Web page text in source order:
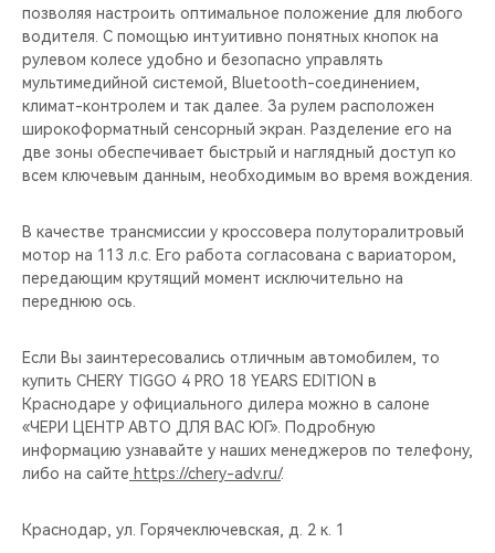
позволяя настроить оптимальное положение для любого
водителя. С помощью интуитивно понятных кнопок на
рулевом колесе удобно и безопасно управлять
мультимедийной системой, Bluetooth-соединением,
климат-контролем и так далее. За рулем расположен
широкоформатный сенсорный экран. Разделение его на
две зоны обеспечивает быстрый и наглядный доступ ко
всем ключевым данным, необходимым во время вождения.
В качестве трансмиссии у кроссовера полуторалитровый
мотор на 113 л.с. Его работа согласована с вариатором,
передающим крутящий момент исключительно на
переднюю ось.
Если Вы заинтересовались отличным автомобилем, то
купить CHERY TIGGO 4 PRO 18 YEARS EDITION в
Краснодаре у официального дилера можно в салоне
«ЧЕРИ ЦЕНТР АВТО ДЛЯ ВАС ЮГ». Подробную
информацию узнавайте у наших менеджеров по телефону,
либо на сайте https://chery-adv.ru/.
Краснодар, ул. Горячеключевская, д. 2 к. 1